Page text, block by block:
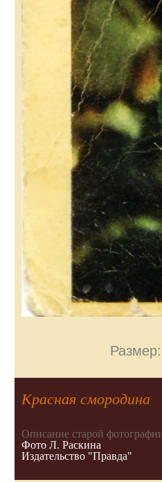
Красная смородина
Описание старой
Фото Л. Раскина
Издательство "Правда"